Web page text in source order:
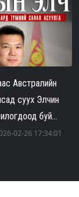
Австралийн
суух Элчин
буй
зодож, гэр
02-26 17:34:01